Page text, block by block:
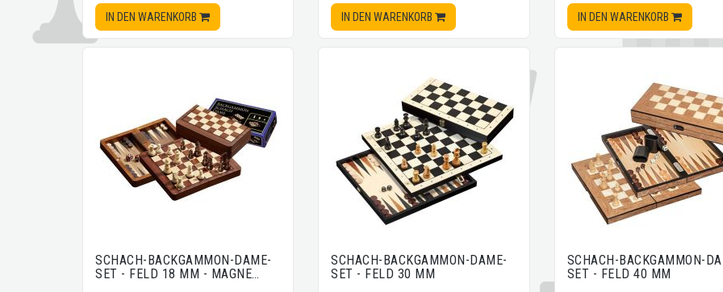
IN DEN WARENKORB IN DEN WARENKORB IN DEN WARENKORB
SCHACH-BACKGAMMON-DAME-
SET - FELD 18 MM - MAGNE…
SCHACH-BACKGAMMON-DAME-
SET - FELD 30 MM
SCHACH-BACKGAMMON-
SET - FELD 40 MM